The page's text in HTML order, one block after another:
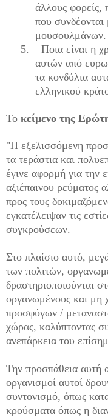
άλλους φορείς,
που συνδέονται
μουσουλμάνων.
5.
Ποια είναι η
αυτών από
τα κονδύλια
ελληνικού
Το κείμενο της
"Η εξελισσόμενη
τα τεράστια και
έγινε αφορμή για την
αξιέπαινου ρεύματος
προς τους
εγκατέλειψαν τις
συγκρούσεων.
Στο πλαίσιο αυτό,
των πολιτών,
δραστηριοποιούνται
οργανωμένους και μη
προσφύγων /
χώρας, καλύπτοντας
ανεπάρκεια του
Την προσπάθεια αυτή
οργανισμοί αυτοί
συντονισμό, όπως
κρούσματα όπως η